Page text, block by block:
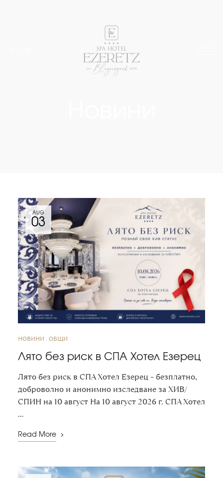
AUG
03
НОВИНИ ОБЩИ
Лято без риск в СПА Хотел Езерец
Лято без риск в СПА Хотел Езерец – безплатно,
доброволно и анонимно изследване за ХИВ/
СПИН на 10 август На 10 август 2026 г. СПА Хотел
…
Read More